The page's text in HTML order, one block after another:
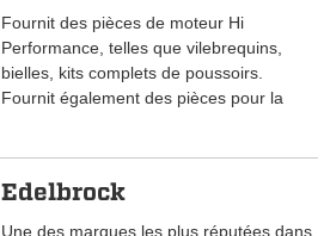
Fournit des pièces de moteur Hi
Performance, telles que vilebrequins,
bielles, kits complets de poussoirs.
Fournit également des pièces pour la
Edelbrock
Une des marques les plus réputées dans